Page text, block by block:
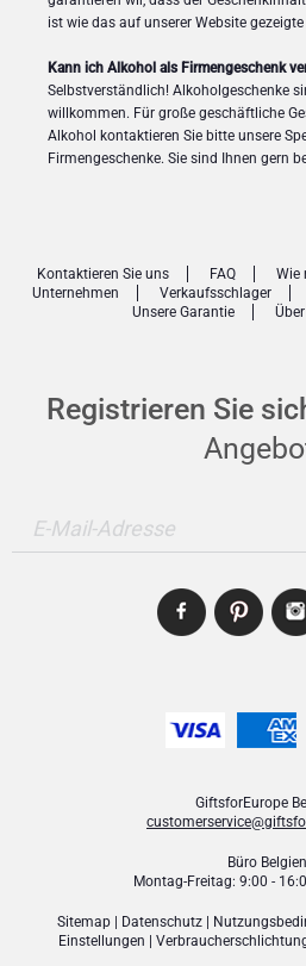
ist wie das auf unserer Website gezeigte
Kann ich Alkohol als Firmengeschenk
Selbstverständlich! Alkoholgeschenke
willkommen. Für große geschäftliche
Alkohol kontaktieren Sie bitte unsere
Firmengeschenke. Sie sind Ihnen gern
Registrieren Sie
E-Mail-Adresse
Kontaktieren Sie uns FAQ Wie
Unternehmen
Verkaufsschlager
Unsere Garantie
GiftsforEurope
Büro Belgien
Montag-Freitag: 9:00 -
Sitemap| Datenschutz|
Einstellungen